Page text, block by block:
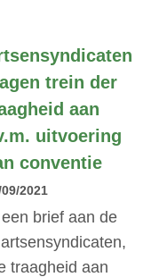
trein der
aan
uitvoering
conventie
2021
brief aan de
traagheid aan